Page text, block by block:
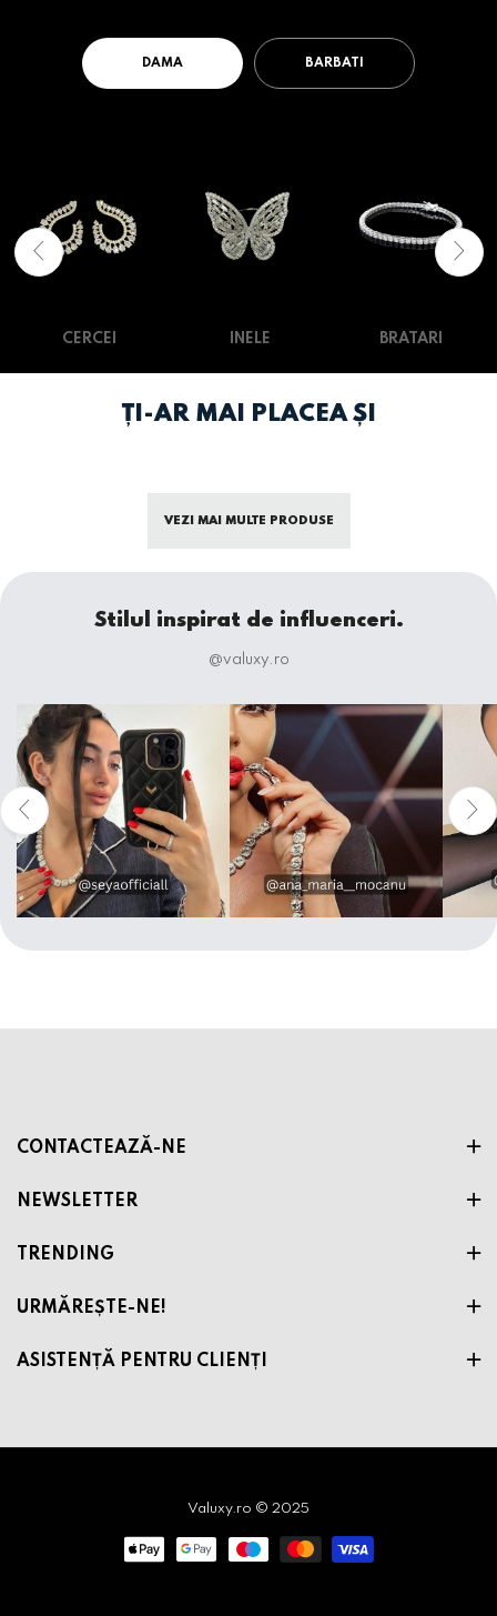
DAMA BARBATI
CERCEI INELE BRATARI
ȚI-AR MAI PLACEA ȘI
VEZI MAI MULTE PRODUSE
Stilul inspirat de influenceri.
@valuxy.ro
CONTACTEAZĂ-NE
NEWSLETTER
TRENDING
URMĂREȘTE-NE!
ASISTENȚĂ PENTRU CLIENȚI
Valuxy.ro © 2025